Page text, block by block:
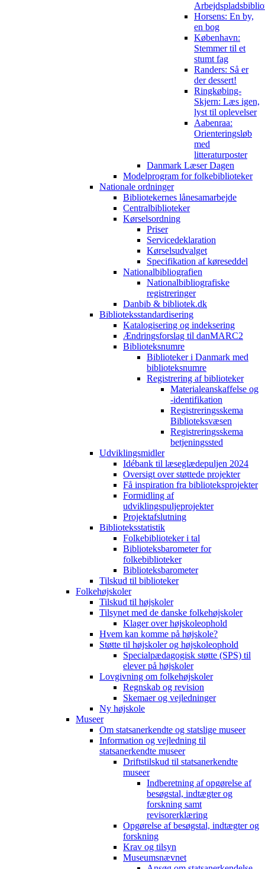
Horsens: En by,
en bog
København:
Stemmer til et
stumt fag
Randers: Så er
der dessert!
Ringkøbing-
Skjern: Læs igen,
lyst til oplevelser
Aabenraa:
Orienteringsløb
med
litteraturposter
Danmark Læser Dagen
Modelprogram for folkebiblioteker
Nationale ordninger
Bibliotekernes lånesamarbejde
Centralbiblioteker
Kørselsordning
Priser
Servicedeklaration
Kørselsudvalget
Specifikation af køreseddel
Nationalbibliografien
Nationalbibliografiske
registreringer
Danbib & bibliotek.dk
Biblioteksstandardisering
Katalogisering og indeksering
Ændringsforslag til danMARC2
Biblioteksnumre
Biblioteker i Danmark med
biblioteksnumre
Registrering af biblioteker
Materialeanskaffelse og
-identifikation
Registreringsskema
Biblioteksvæsen
Registreringsskema
betjeningssted
Udviklingsmidler
Idébank til læseglædepuljen 2024
Oversigt over støttede projekter
Få inspiration fra biblioteksprojekter
Formidling af
udviklingspuljeprojekter
Projektafslutning
Biblioteksstatistik
Folkebiblioteker i tal
Biblioteksbarometer for
folkebiblioteker
Biblioteksbarometer
Tilskud til biblioteker
Folkehøjskoler
Tilskud til højskoler
Tilsynet med de danske folkehøjskoler
Klager over højskoleophold
Hvem kan komme på højskole?
Støtte til højskoler og højskoleophold
Specialpædagogisk støtte (SPS) til
elever på højskoler
Lovgivning om folkehøjskoler
Regnskab og revision
Skemaer og vejledninger
Ny højskole
Museer
Om statsanerkendte og statslige museer
Information og vejledning til
statsanerkendte museer
Driftstilskud til statsanerkendte
museer
Indberetning af opgørelse af
besøgstal, indtægter og
forskning samt
revisorerklæring
Opgørelse af besøgstal, indtægter og
forskning
Krav og tilsyn
Museumsnævnet